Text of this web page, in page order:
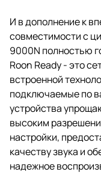
И в дополнение к
совместимости с
9000N полностью
Roon Ready - это
встроенной
подключаемые по
устройства
высоким
настройки,
качеству звука и
надежное